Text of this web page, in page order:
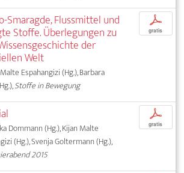
Smaragde, Flussmittel und
Stoffe. Überlegungen zu
der
Welt
Espahangizi (Hg.), Barbara
Stoffe in Bewegung
p
gratis
Dommann (Hg.), Kijan Malte
(Hg.), Svenja Goltermann (Hg.),
2015
p
gratis